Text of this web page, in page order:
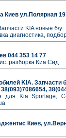
Киев ул.Полярная
KIA новые б/у
диагностика,
044 353 14 77
разборка Киа Сид
KIA. Запчасти
для Kia Sportage,
Киев,